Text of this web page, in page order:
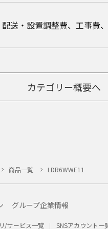
送・設置調整費、工事費
カテゴリー概要へ
商品一覧 LDR6WWE11
グループ企業情報
/サービス一覧 SNSアカウント一